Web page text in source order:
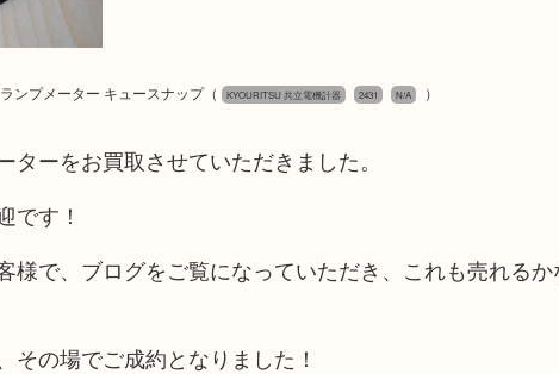
ンプメーター キュースナップ（ KYOURITSU 共立電機計器 2431 N/A
）
ーをお買取させていただきました。
です！
様で、ブログをご覧になっていただき、これも売れる
の場でご成約となりました！